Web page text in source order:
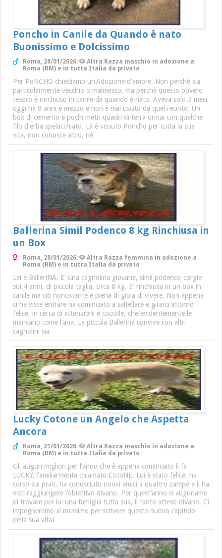
Poncho in Canile da Quando è nato
Buonissimo e Dolcissimo
Roma, 28/01/2026: 🐶 Altra Razza maschio in adozione a
Roma (RM) e in tutta Italia da privato
Per PoNCHO chiediamo un'Adozione d'amore. Non perchè sia
particolarmente vecchio o malmesso, ma perchè questo povero
tesoro è rinchiuso in canile da quando è nato. Aveva solo 3 mesi,
oggi ha 8 anni e mezzo e non è mai uscito da quel recinto. Un
box di cemento e pochi metri quadri di terra ormai con qualche
filo d'erba spelacchiato. Là è vissuto Poncho per tutta la sua
vita, non conosce altro, nè
Ballerina Simil Podenco 8 kg Rinchiusa in
un Box
Roma, 28/01/2026: 🐶 Altra Razza femmina in adozione a
Roma (RM) e in tutta Italia da privato
Lei è BalleriNA. E' una cagnolina giovane, simil podenco-corgie
sui 4 anni, di piccola taglia, circa 8 kg. E' rinchiusa in un box in
canile ma ciò nonostante è piena di gioia di vivere. Non appena
ci ha viste entrare ha cominciato a saltellare e girarci intorno
felice, in cerca di attenzioni e coccole, che evidentemente le
mancano come l'aria. La piccola Ballerina convive con altri
cagnolini sia
Lucky Cotone un Angelo che Aspetta
Ancora
Roma, 21/01/2026: 🐶 Altra Razza maschio in adozione a
Roma (RM) e in tutta Italia da privato
Gli auguri migliori per l’anno che è appena cominciato li fa
LUCKY, familiarmente chiamato CotoNE. Lui è stato felice, ha
corso sui prati, ha conosciuto nuovi amici a quattro zampe e li ha
visti raggiungere l’obiettivo divano. Per quest’anno ci auguriamo
di trovare per lui una famiglia tutta sua, il tanto atteso divano. Ci
impegneremo al massimo per scrivere questo nuovo capitolo
della sua vita!